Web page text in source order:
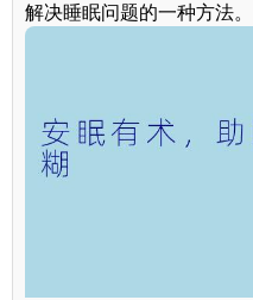
解决睡眠问题的一种方法。